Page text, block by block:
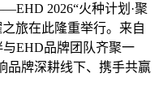
2026“火种计划·聚
旅在此隆重举行。来自
EHD品牌团队齐聚一
品牌深耕线下、携手共赢